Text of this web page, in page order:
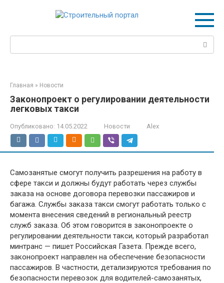
Поиск:
Главная » Новости
Законопроект о регулировании деятельности
легковых такси
Опубликовано: 14.05.2022 Новости Alex
Самозанятые смогут получить разрешения на работу в
сфере такси и должны будут работать через службы
заказа на основе договора перевозки пассажиров и
багажа. Службы заказа такси смогут работать только с
момента внесения сведений в региональный реестр
служб заказа. Об этом говорится в законопроекте о
регулировании деятельности такси, который разработал
минтранс — пишет Российская Газета. Прежде всего,
законопроект направлен на обеспечение безопасности
пассажиров. В частности, детализируются требования по
безопасности перевозок для водителей-самозанятых,